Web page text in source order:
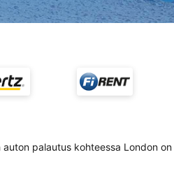
palautus kohteessa London